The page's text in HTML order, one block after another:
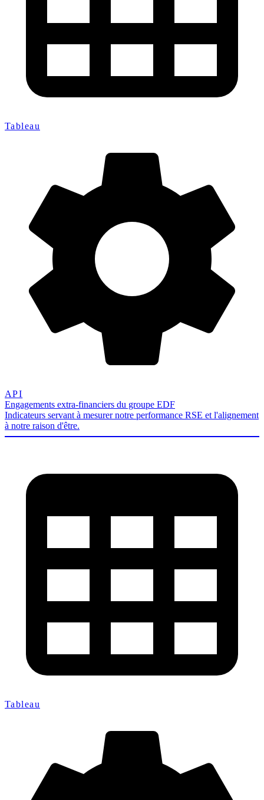
Tableau
API
Engagements extra-financiers du groupe EDF
Indicateurs servant à mesurer notre performance RSE et l'alignement
à notre raison d'être.
Tableau